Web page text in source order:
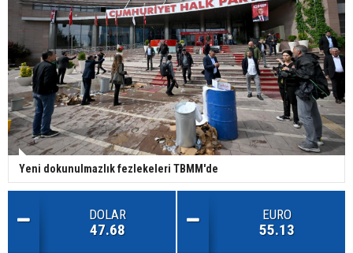
Yeni dokunulmazlık fezlekeleri TBMM'de
DOLAR
47.68
EURO
55.13